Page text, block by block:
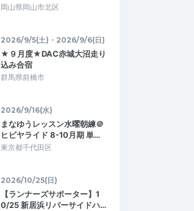
暑かった！
10kmの部参加。スタート時間が09:30だっ
たがその時点でもかなり暑く、終了時で3
0℃。適度に木陰と風があったので完走は…
マラソントレーニングvol.98 in 庄内緑地
岡山県岡山市北区
2026/9/5(土)・2026/9/6(日)
★９月度★DAC赤城大沼走り
込み合宿
群馬県前橋市
2026/9/16(水)
まなゆうレッスン水曜朝練＠
ヒビヤライド 8-10月期 単…
東京都千代田区
2026/10/25(日)
【ランナーズサポーター】1
0/25 新居浜リバーサイドハ…